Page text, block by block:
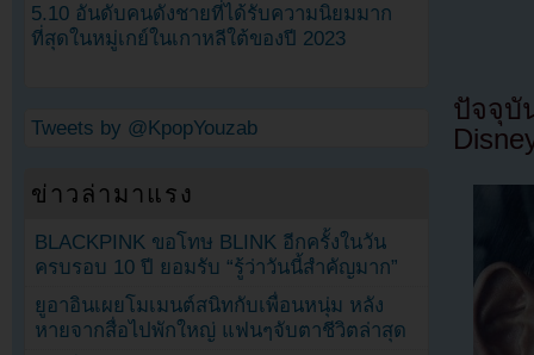
ปัจจุ
5.10 อันดับคนดังชายที่ได้รับความนิยมมาก
ที่สุดในหมู่เกย์ในเกาหลีใต้ของปี 2023
Tweets by @KpopYouzab
ข่าวล่ามาแรง
BLACKPINK ขอโทษ BLINK อีกครั้งในวัน
ครบรอบ 10 ปี ยอมรับ “รู้ว่าวันนี้สำคัญมาก”
ยูอาอินเผยโมเมนต์สนิทกับเพื่อนหนุ่ม หลัง
หายจากสื่อไปพักใหญ่ แฟนๆจับตาชีวิตล่าสุด